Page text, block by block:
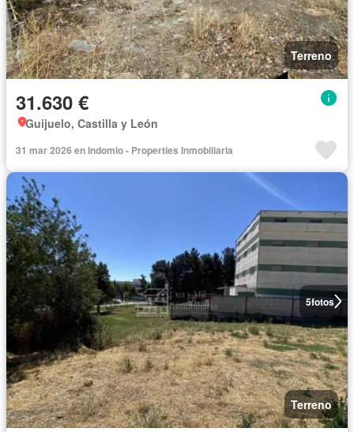
Terreno
31.630 €
Guijuelo, Castilla y León
31 mar 2026 en Indomio - Properties Inmobiliaria
5fotos
Terreno